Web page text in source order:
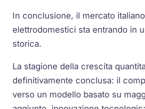
In conclusione, il mercato
elettrodomestici sta entrando in
storica.
La stagione della crescita
definitivamente conclusa: il
verso un modello basato su